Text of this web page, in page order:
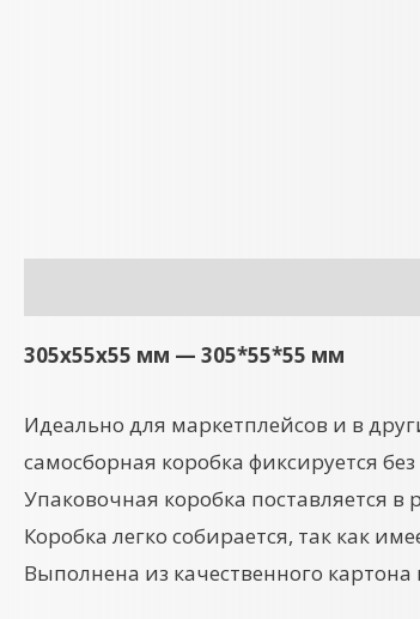
305x55x55 мм — 305*55*55 мм
Идеально для маркетплейсов и в
самосборная коробка фиксируется
Упаковочная коробка поставляется
Коробка легко собирается, так как
Выполнена из качественного